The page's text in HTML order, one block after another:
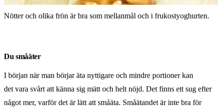
Nötter och olika frön är bra som mellanmål och i frukostyoghurten.
Du småäter
I början när man börjar äta nyttigare och mindre portioner kan
det vara svårt att känna sig mätt och helt nöjd. Det finns ett sug efter
något mer, varför det är lätt att småäta. Småätandet är inte bra för